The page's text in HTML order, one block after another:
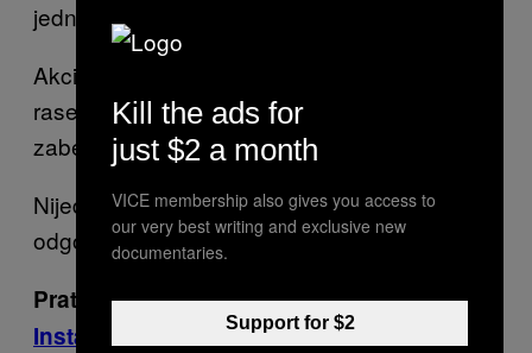
jednom slučaju radi o bombašu samoubici.
Akcije policije se nastavljaju, dok broj žrtava
rase, a nove pucnjave su, navodno,
zabeležene u još nekoliko pariskih četvrti.
Nijedna organizacija nije do sada preuzela
odgovornost na napade.
Pratite VICE naFacebooku,Twitterui
Instagramu
Kill the ads for
just $2 a month
VICE membership also gives you access to
our very best writing and exclusive new
documentaries.
Support for $2